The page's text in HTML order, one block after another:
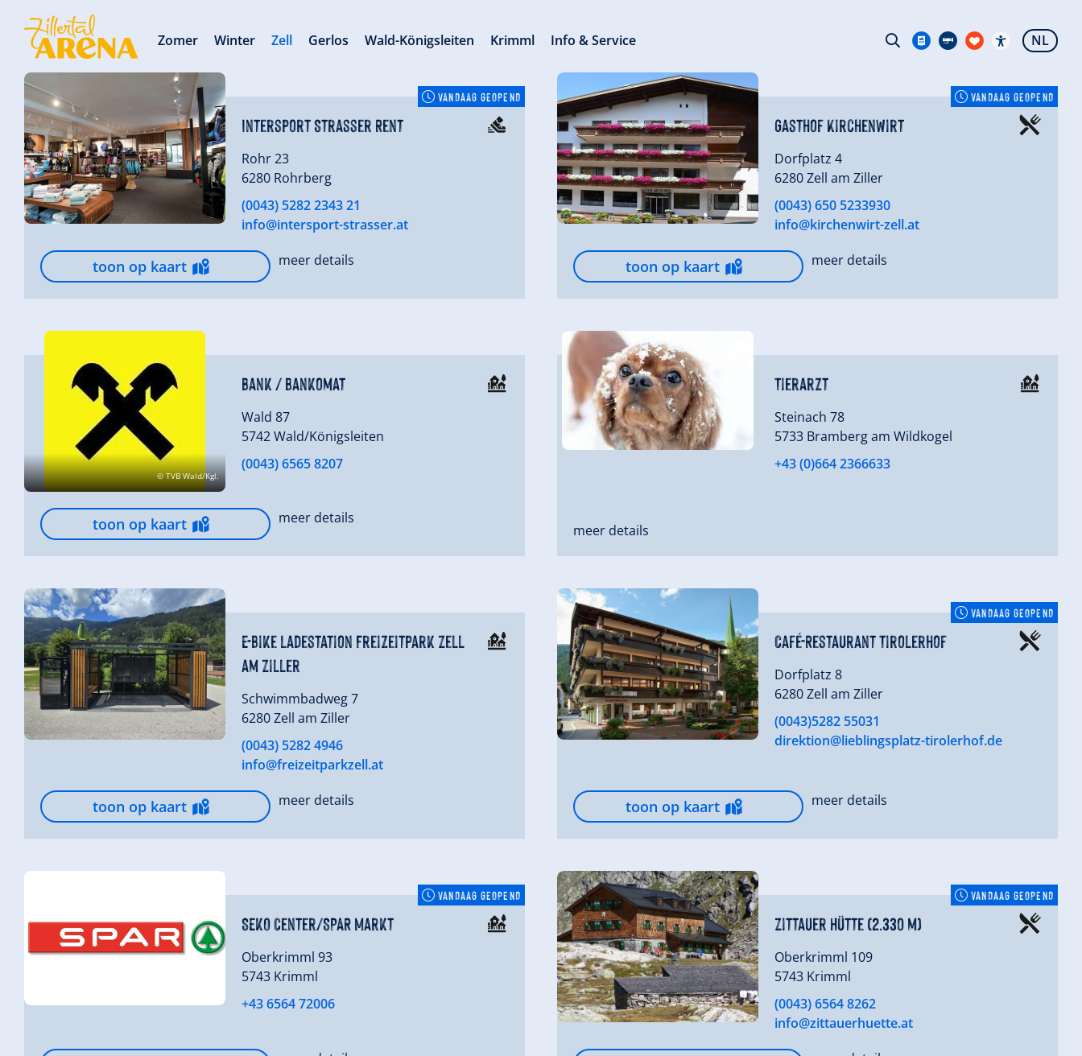
VANDAAG GEOPEND
Intersport Strasser Rent
Rohr 23
6280 Rohrberg
(0043) 5282 2343 21
info@intersport-strasser.at
toon op kaart meer details
VANDAAG GEOPEND
Gasthof Kirchenwirt
Dorfplatz 4
6280 Zell am Ziller
(0043) 650 5233930
info@kirchenwirt-zell.at
toon op kaart meer details
© TVB Wald/Kgl.
Bank / Bankomat
Wald 87
5742 Wald/Königsleiten
(0043) 6565 8207
toon op kaart meer details
Tierarzt
Steinach 78
5733 Bramberg am Wildkogel
+43 (0)664 2366633
meer details
E-Bike Ladestation Freizeitpark Zell
am Ziller
Schwimmbadweg 7
6280 Zell am Ziller
(0043) 5282 4946
info@freizeitparkzell.at
toon op kaart meer details
VANDAAG GEOPEND
Café-Restaurant Tirolerhof
Dorfplatz 8
6280 Zell am Ziller
(0043)5282 55031
direktion@lieblingsplatz-tirolerhof.de
toon op kaart meer details
VANDAAG GEOPEND
SEkO Center/SPAR Markt
Oberkrimml 93
5743 Krimml
+43 6564 72006
VANDAAG GEOPEND
Zittauer Hütte (2.330 m)
Oberkrimml 109
5743 Krimml
(0043) 6564 8262
info@zittauerhuette.at
Zomer Winter Zell Gerlos Wald-Königsleiten Krimml Info & Service NL